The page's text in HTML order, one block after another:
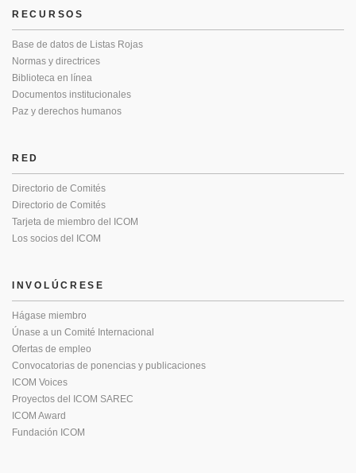
RECURSOS
Base de datos de Listas Rojas
Normas y directrices
Biblioteca en línea
Documentos institucionales
Paz y derechos humanos
RED
Directorio de Comités
Directorio de Comités
Tarjeta de miembro del ICOM
Los socios del ICOM
INVOLÚCRESE
Hágase miembro
Únase a un Comité Internacional
Ofertas de empleo
Convocatorias de ponencias y publicaciones
ICOM Voices
Proyectos del ICOM SAREC
ICOM Award
Fundación ICOM